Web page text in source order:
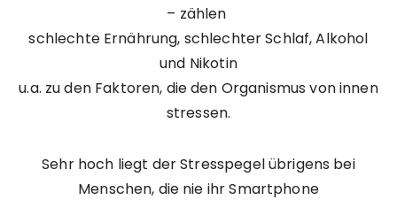
– zählen
schlechte Ernährung, schlechter Schlaf, Alkohol
und Nikotin
u.a. zu den Faktoren, die den Organismus von innen
stressen.
Sehr hoch liegt der Stresspegel übrigens bei
Menschen, die nie ihr Smartphone